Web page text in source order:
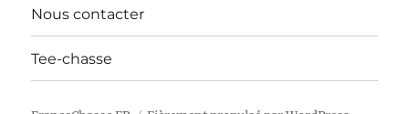
Nous contacter
Tee-chasse